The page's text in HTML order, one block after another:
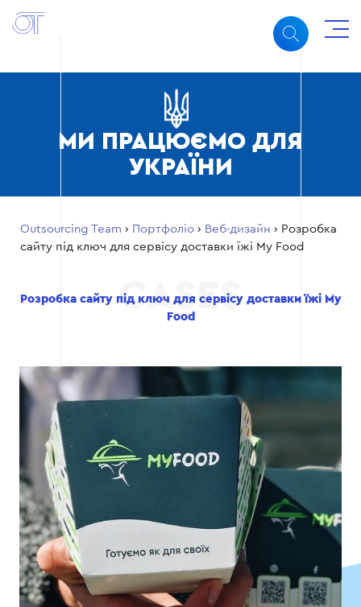
МИ ПРАЦЮЄМО ДЛЯ
УКРАЇНИ
Outsourcing Team › Портфоліо › Веб-дизайн › Розробка
сайту під ключ для сервісу доставки їжі My Food
Розробка сайту під ключ для сервісу доставки їжі My
Food